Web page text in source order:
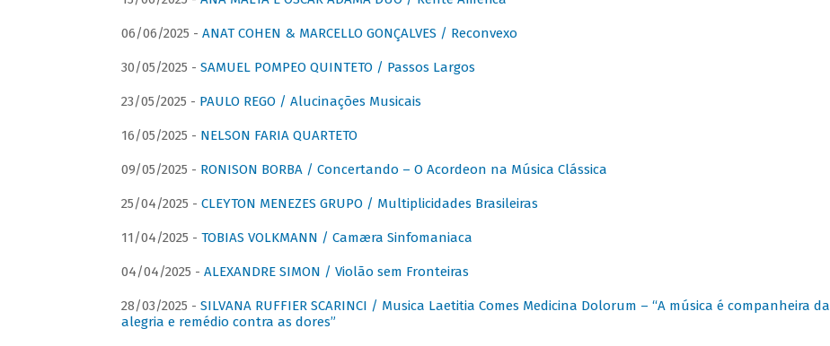
06/06/2025 - ANAT COHEN & MARCELLO GONÇALVES / Reconvexo
30/05/2025 - SAMUEL POMPEO QUINTETO / Passos Largos
23/05/2025 - PAULO REGO / Alucinações Musicais
16/05/2025 - NELSON FARIA QUARTETO
09/05/2025 - RONISON BORBA / Concertando – O Acordeon na Música Clássica
25/04/2025 - CLEYTON MENEZES GRUPO / Multiplicidades Brasileiras
11/04/2025 - TOBIAS VOLKMANN / Camæra Sinfomaniaca
04/04/2025 - ALEXANDRE SIMON / Violão sem Fronteiras
28/03/2025 - SILVANA RUFFIER SCARINCI / Musica Laetitia Comes Medicina Dolorum – “A música é companheira da
alegria e remédio contra as dores”